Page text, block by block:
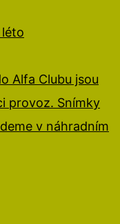
Alfa Clubu jsou
provoz. Snímky
v náhradním